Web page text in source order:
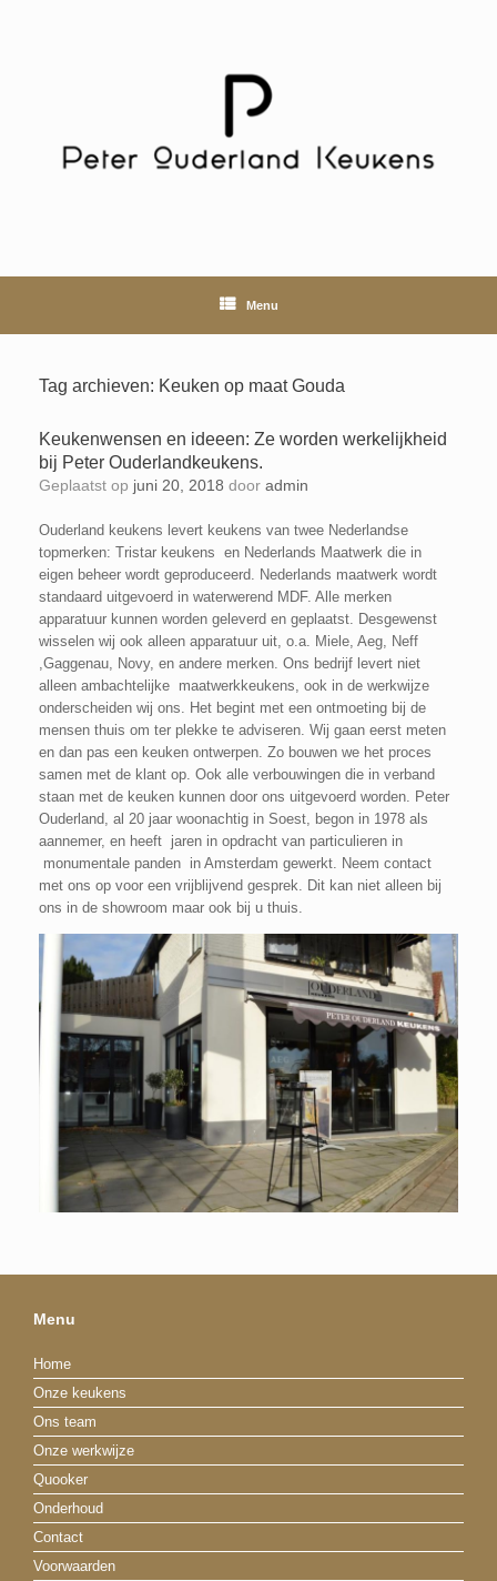
Menu
Tag archieven: Keuken op maat Gouda
Keukenwensen en ideeen: Ze worden werkelijkheid
bij Peter Ouderlandkeukens.
Geplaatst op juni 20, 2018 door admin
Ouderland keukens levert keukens van twee Nederlandse
topmerken: Tristar keukens en Nederlands Maatwerk die in
eigen beheer wordt geproduceerd. Nederlands maatwerk wordt
standaard uitgevoerd in waterwerend MDF. Alle merken
apparatuur kunnen worden geleverd en geplaatst. Desgewenst
wisselen wij ook alleen apparatuur uit, o.a. Miele, Aeg, Neff
,Gaggenau, Novy, en andere merken. Ons bedrijf levert niet
alleen ambachtelijke maatwerkkeukens, ook in de werkwijze
onderscheiden wij ons. Het begint met een ontmoeting bij de
mensen thuis om ter plekke te adviseren. Wij gaan eerst meten
en dan pas een keuken ontwerpen. Zo bouwen we het proces
samen met de klant op. Ook alle verbouwingen die in verband
staan met de keuken kunnen door ons uitgevoerd worden. Peter
Ouderland, al 20 jaar woonachtig in Soest, begon in 1978 als
aannemer, en heeft jaren in opdracht van particulieren in
monumentale panden in Amsterdam gewerkt. Neem contact
met ons op voor een vrijblijvend gesprek. Dit kan niet alleen bij
ons in de showroom maar ook bij u thuis.
Menu
Home
Onze keukens
Ons team
Onze werkwijze
Quooker
Onderhoud
Contact
Voorwaarden